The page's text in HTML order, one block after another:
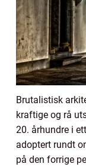
Brutalistisk
kraftige og rå
20. århundre i
adoptert rundt
på den forrige